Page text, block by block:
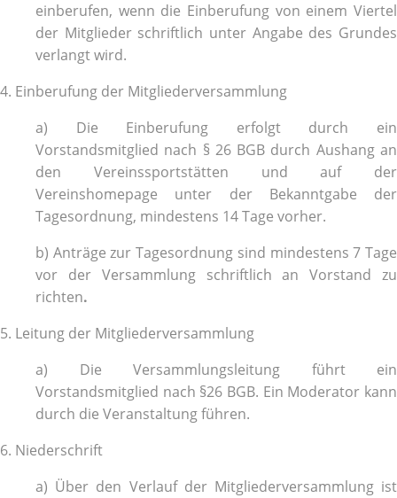
einberufen, wenn die Einberufung von einem Viertel
der Mitglieder schriftlich unter Angabe des Grundes
verlangt wird.
4. Einberufung der Mitgliederversammlung
a) Die Einberufung erfolgt durch ein
Vorstandsmitglied nach § 26 BGB durch Aushang an
den Vereinssportstätten und auf der
Vereinshomepage unter der Bekanntgabe der
Tagesordnung, mindestens 14 Tage vorher.
b) Anträge zur Tagesordnung sind mindestens 7 Tage
vor der Versammlung schriftlich an Vorstand zu
richten.
5. Leitung der Mitgliederversammlung
a) Die Versammlungsleitung führt ein
Vorstandsmitglied nach §26 BGB. Ein Moderator kann
durch die Veranstaltung führen.
6. Niederschrift
a) Über den Verlauf der Mitgliederversammlung ist